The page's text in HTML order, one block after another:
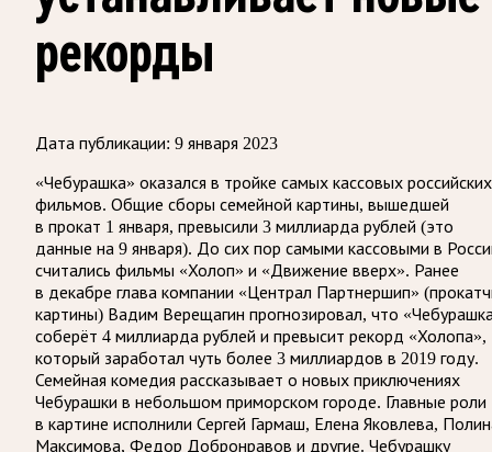
рекорды
Дата публикации: 9 января 2023
«Чебурашка» оказался в тройке самых кассовых российских
фильмов. Общие сборы семейной картины, вышедшей
в прокат 1 января, превысили 3 миллиарда рублей (это
данные на 9 января). До сих пор самыми кассовыми в
считались фильмы «Холоп» и «Движение вверх». Ранее
в декабре глава компании «Централ Партнершип»
картины) Вадим Верещагин прогнозировал, что
соберёт 4 миллиарда рублей и превысит рекорд «Холопа»,
который заработал чуть более 3 миллиардов в 2019 году.
Семейная комедия рассказывает о новых приключениях
Чебурашки в небольшом приморском городе. Главные роли
в картине исполнили Сергей Гармаш, Елена Яковлева,
Максимова, Федор Добронравов и другие. Чебурашку